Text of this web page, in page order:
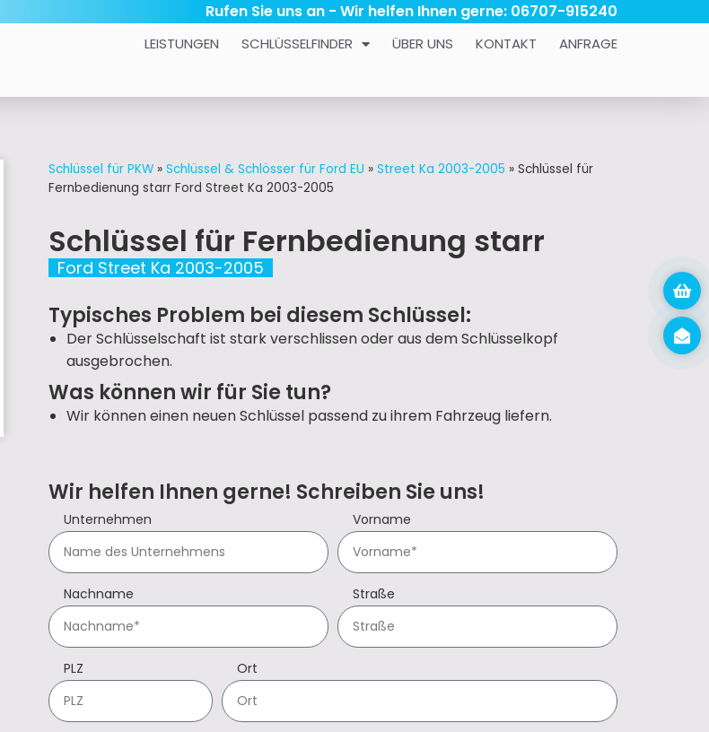
Rufen Sie uns an - Wir helfen Ihnen gerne: 06707-915240
LEISTUNGEN SCHLÜSSELFINDER ÜBER UNS KONTAKT ANFRAGE
Schlüssel für PKW » Schlüssel & Schlösser für Ford EU » Street Ka 2003-2005 » Schlüssel für
Fernbedienung starr Ford Street Ka 2003-2005
Schlüssel für Fernbedienung starr
Ford Street Ka 2003-2005
Typisches Problem bei diesem Schlüssel:
Der Schlüsselschaft ist stark verschlissen oder aus dem Schlüsselkopf
ausgebrochen.
Was können wir für Sie tun?
Wir können einen neuen Schlüssel passend zu ihrem Fahrzeug liefern.
Wir helfen Ihnen gerne! Schreiben Sie uns!
Unternehmen Vorname
Nachname Straße
PLZ Ort